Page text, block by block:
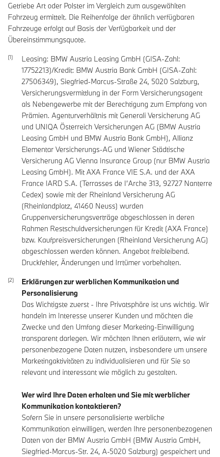
Getriebe Art oder Polster im Vergleich zum ausgewählten
Fahrzeug ermittelt. Die Reihenfolge der ähnlich verfügbaren
Fahrzeuge erfolgt auf Basis der Verfügbarkeit und der
Übereinstimmungsquote.
Leasing: BMW Austria Leasing GmbH (GISA-Zahl:
17752213)/Kredit: BMW Austria Bank GmbH (GISA-Zahl:
27506349), Siegfried-Marcus-Straße 24, 5020 Salzburg,
Versicherungsvermittlung in der Form Versicherungsagent
als Nebengewerbe mit der Berechtigung zum Empfang von
Prämien. Agenturverhältnis mit Generali Versicherung AG
und UNIQA Österreich Versicherungen AG (BMW Austria
Leasing GmbH und BMW Austria Bank GmbH), Allianz
Elementar Versicherungs-AG und Wiener Städtische
Versicherung AG Vienna Insurance Group (nur BMW Austria
Leasing GmbH). Mit AXA France VIE S.A. und der AXA
France IARD S.A. (Terrasses de I’Arche 313, 92727 Nanterre
Cedex) sowie mit der Rheinland Versicherung AG
(Rheinlandplatz, 41460 Neuss) wurden
Gruppenversicherungsverträge abgeschlossen in deren
Rahmen Restschuldversicherungen für Kredit (AXA France)
bzw. Kaufpreisversicherungen (Rheinland Versicherung AG)
abgeschlossen werden können. Angebot freibleibend.
Druckfehler, Änderungen und Irrtümer vorbehalten.
Erklärungen zur werblichen Kommunikation und
Personalisierung
Das Wichtigste zuerst - Ihre Privatsphäre ist uns wichtig. Wir
handeln im Interesse unserer Kunden und möchten die
Zwecke und den Umfang dieser Marketing-Einwilligung
transparent darlegen. Wir möchten Ihnen erläutern, wie wir
personenbezogene Daten nutzen, insbesondere um unsere
Marketingaktivitäten zu individualisieren und für Sie so
relevant und interessant wie möglich zu gestalten.
Wer wird Ihre Daten erhalten und Sie mit werblicher
Kommunikation kontaktieren?
Sofern Sie in unsere personalisierte werbliche
Kommunikation einwilligen, werden Ihre personenbezogenen
Daten von der BMW Austria GmbH (BMW Austria GmbH,
Siegfried-Marcus-Str. 24, A-5020 Salzburg) gespeichert und